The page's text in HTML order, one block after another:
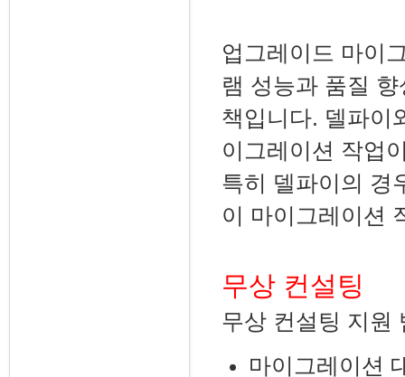
업그레이드 마이
램 성능과 품질
책입니다. 델파이
이그레이션 작업
특히 델파이의 경
이 마이그레이션
무상 컨설팅
무상 컨설팅 지원
마이그레이션